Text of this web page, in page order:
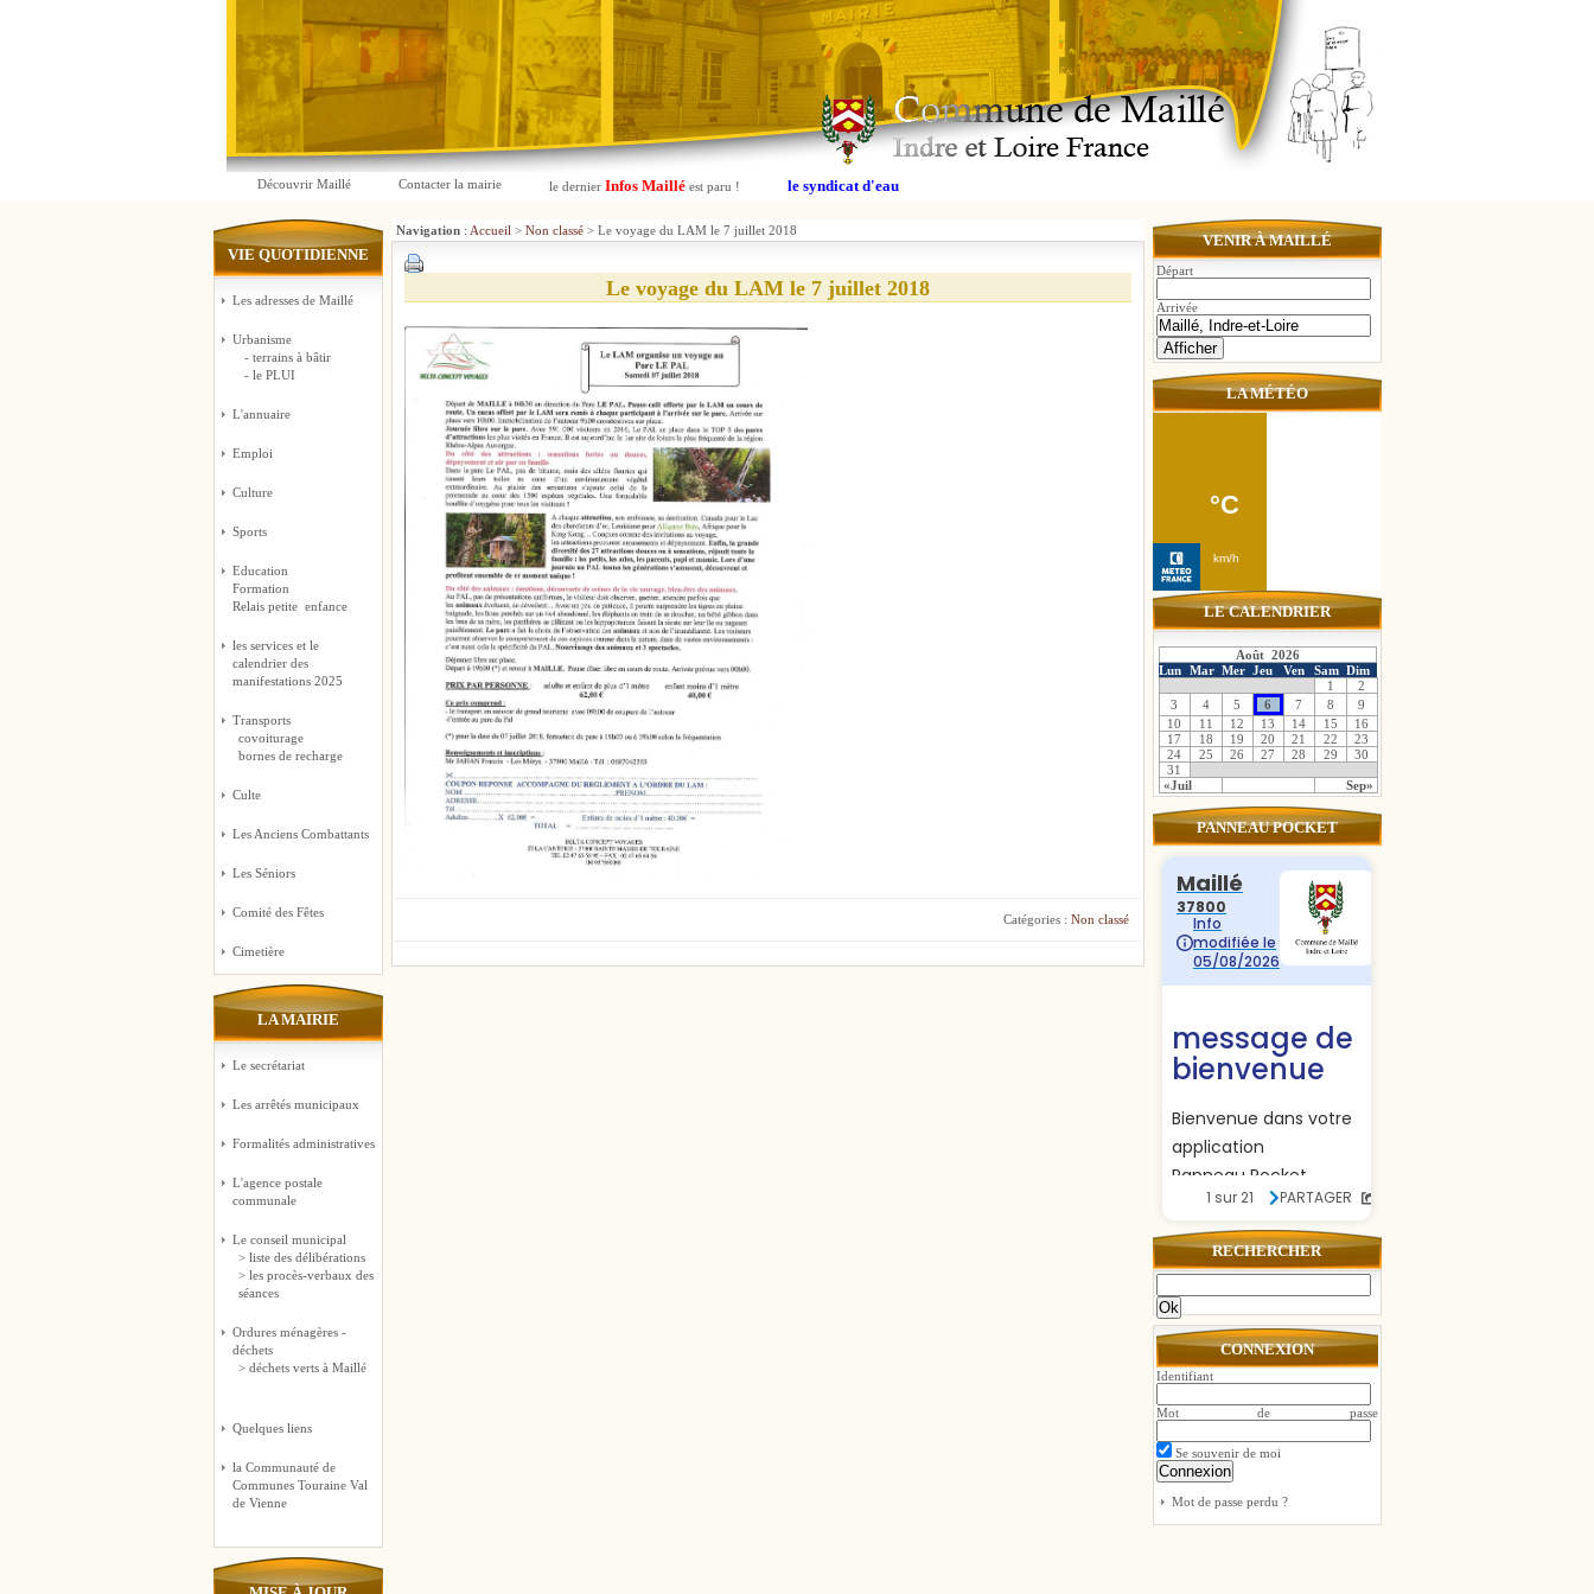
Découvrir Maillé Contacter la mairie le dernierInfos Maillé est paru ! le syndicat d'eau
VIE QUOTIDIENNE
Les adresses de Maillé
Urbanisme
- terrains à bâtir
- le PLUI
L'annuaire
Emploi
Culture
Sports
Education
Formation
Relais petite enfance
les services et le
calendrier des
manifestations 2025
Transports
covoiturage
bornes de recharge
Culte
Les Anciens Combattants
Les Séniors
Comité des Fêtes
Cimetière
LA MAIRIE
Le secrétariat
Les arrêtés municipaux
Formalités administratives
L'agence postale
communale
Le conseil municipal
> liste des délibérations
> les procès-verbaux des
séances
Ordures ménagères -
déchets
> déchets verts à Maillé
Quelques liens
la Communauté de
Communes Touraine Val
de Vienne
Navigation: Accueil > Non classé> Le voyage du LAM le 7 juillet 2018
Le voyage du LAM le 7 juillet 2018
Catégories : Non classé
VENIR À MAILLÉ
Départ
Arrivée
LA MÉTÉO
LE CALENDRIER
Août 2026
Lun
Mar Mer Jeu Ven Sam Dim
«Juil Sep»
1
2
3
4 5 6 7 8
9
10
11 12 13 14 15
16
17
18 19 20 21 22
23
24
25 26 27 28 29
30
31
PANNEAU POCKET
RECHERCHER
Ok
CONNEXION
Identifiant
Mot de passe
Se souvenir de moi
Mot de passe perdu ?